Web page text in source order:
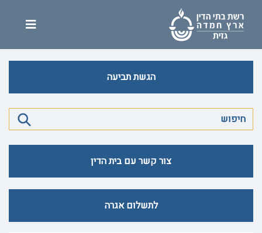
הגשת תביעה
צור קשר עם בית הדין
לתשלום אגרה